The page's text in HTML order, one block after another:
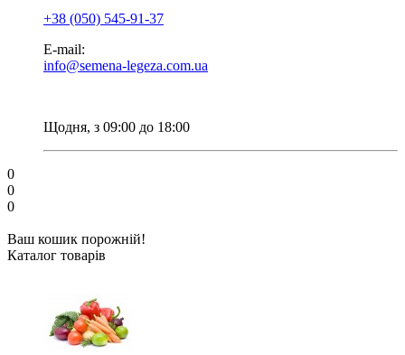
+38 (050) 545-91-37
E-mail:
info@semena-legeza.com.ua
Щодня, з 09:00 до 18:00
0
0
0
Ваш кошик порожній!
Каталог товарів